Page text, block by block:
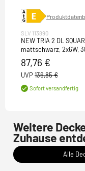
SLV 113890
NEW TRIA 2 DL
mattschwarz, 2x6W,
inkl. Treiber, Clipfed.
87,76 €
UVP 136,85 €
Sofort versandfertig
Weitere
Zuhause
Alle